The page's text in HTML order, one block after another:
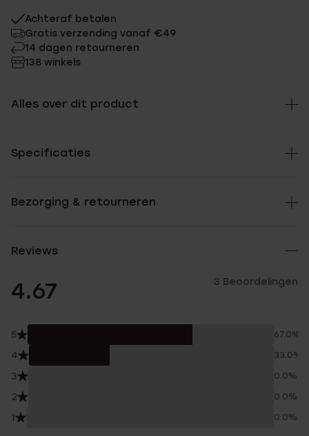
Achteraf betalen
Gratis verzending vanaf €49
14 dagen retourneren
138 winkels
Alles over dit product
Specificaties
Bezorging & retourneren
Reviews
4.67 3 Beoordelingen
5 67.0%
4 33.0%
3 0.0%
2 0.0%
1 0.0%